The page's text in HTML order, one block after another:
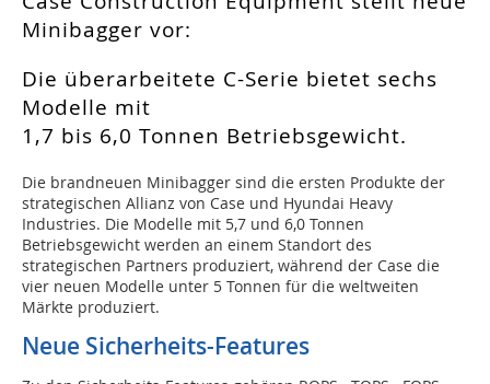
Minibagger vor:
Die überarbeitete C-Serie bietet sechs
Modelle mit
1,7 bis 6,0 Tonnen Betriebsgewicht.
Die brandneuen Minibagger sind die ersten Produkte der
strategischen Allianz von Case und Hyundai Heavy
Industries. Die Modelle mit 5,7 und 6,0 Tonnen
Betriebsgewicht werden an einem Standort des
strategischen Partners produziert, während der Case die
vier neuen Modelle unter 5 Tonnen für die weltweiten
Märkte produziert.
Neue Sicherheits-Features